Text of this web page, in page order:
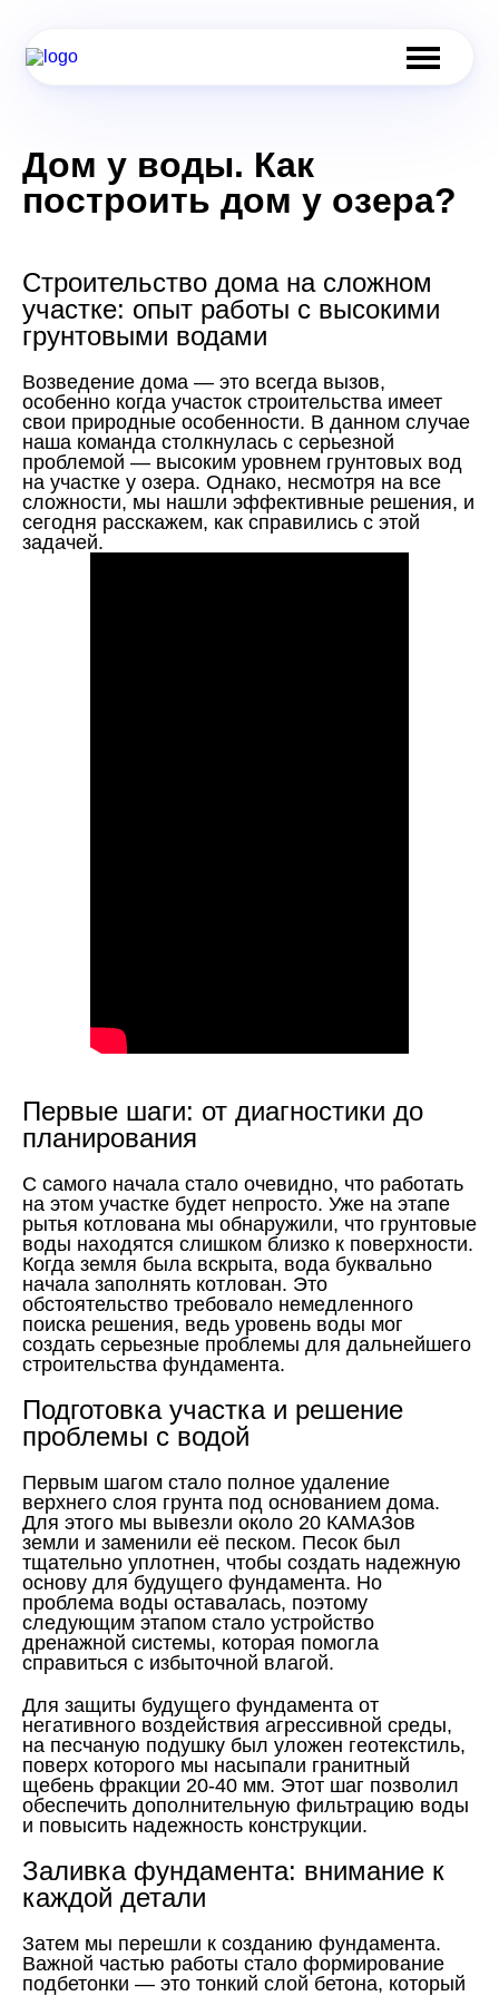
Дом у воды. Как
построить дом у озера?
Строительство дома на сложном
участке: опыт работы с высокими
грунтовыми водами
Возведение дома — это всегда вызов,
особенно когда участок строительства имеет
свои природные особенности. В данном случае
наша команда столкнулась с серьезной
проблемой — высоким уровнем грунтовых вод
на участке у озера. Однако, несмотря на все
сложности, мы нашли эффективные решения, и
сегодня расскажем, как справились с этой
задачей.
Первые шаги: от диагностики до
планирования
С самого начала стало очевидно, что работать
на этом участке будет непросто. Уже на этапе
рытья котлована мы обнаружили, что грунтовые
воды находятся слишком близко к поверхности.
Когда земля была вскрыта, вода буквально
начала заполнять котлован. Это
обстоятельство требовало немедленного
поиска решения, ведь уровень воды мог
создать серьезные проблемы для дальнейшего
строительства фундамента.
Подготовка участка и решение
проблемы с водой
Первым шагом стало полное удаление
верхнего слоя грунта под основанием дома.
Для этого мы вывезли около 20 КАМАЗов
земли и заменили её песком. Песок был
тщательно уплотнен, чтобы создать надежную
основу для будущего фундамента. Но
проблема воды оставалась, поэтому
следующим этапом стало устройство
дренажной системы, которая помогла
справиться с избыточной влагой.
Для защиты будущего фундамента от
негативного воздействия агрессивной среды,
на песчаную подушку был уложен геотекстиль,
поверх которого мы насыпали гранитный
щебень фракции 20-40 мм. Этот шаг позволил
обеспечить дополнительную фильтрацию воды
и повысить надежность конструкции.
Заливка фундамента: внимание к
каждой детали
Затем мы перешли к созданию фундамента.
Важной частью работы стало формирование
подбетонки — это тонкий слой бетона, который